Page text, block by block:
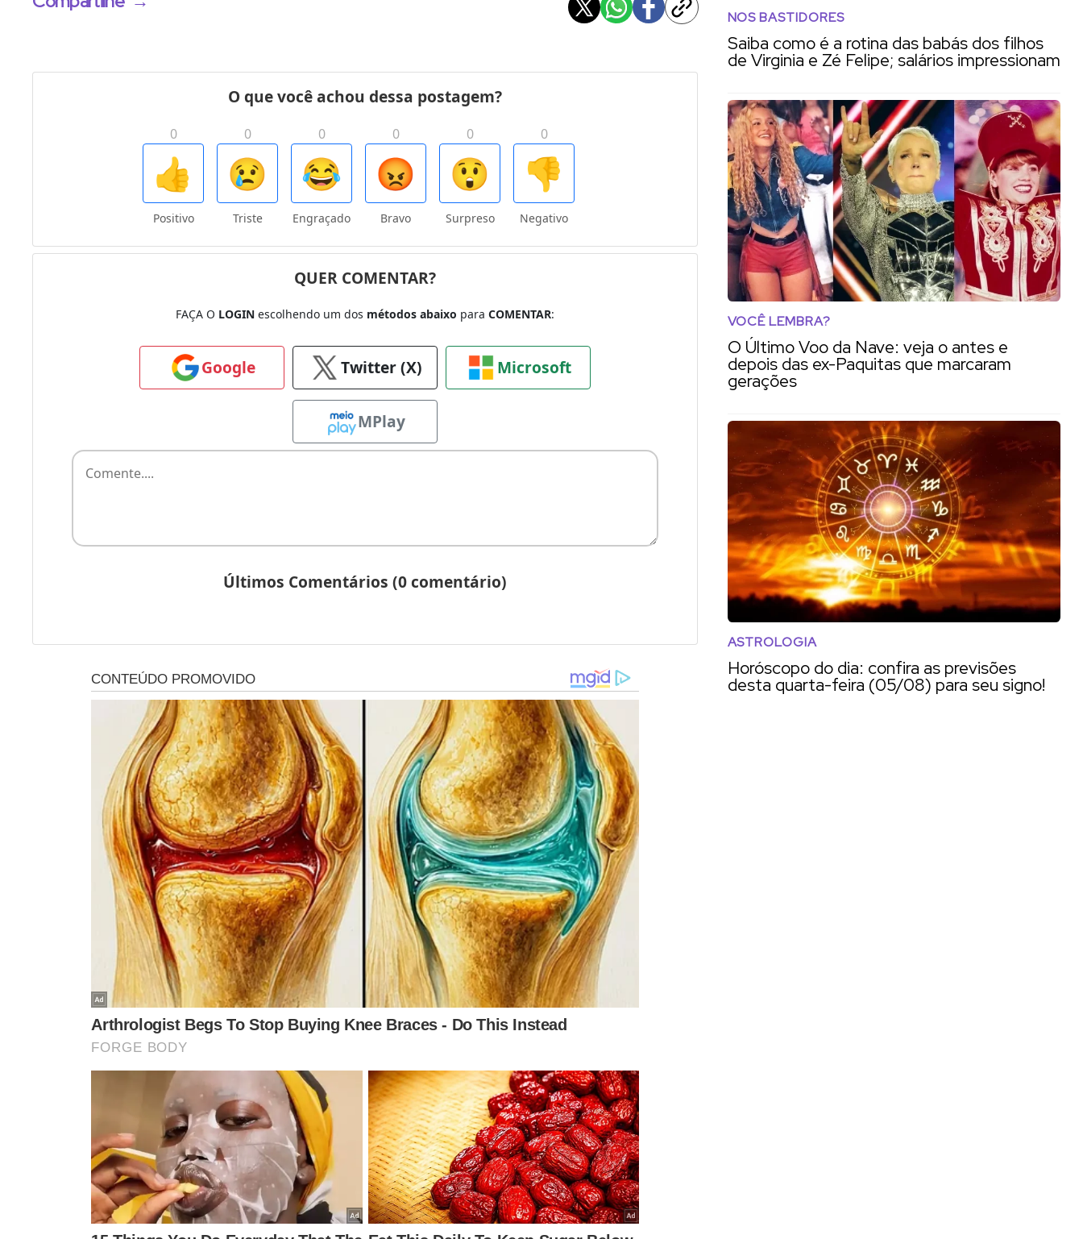
NOS BASTIDORES
Saiba como é a rotina das babás dos filhos
de Virginia e Zé Felipe; salários impressionam
VOCÊ LEMBRA?
O Último Voo da Nave: veja o antes e
depois das ex-Paquitas que marcaram
gerações
ASTROLOGIA
Horóscopo do dia: confira as previsões
desta quarta-feira (05/08) para seu signo!